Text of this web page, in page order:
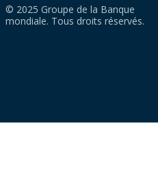
© 2025 Groupe de la Banque
mondiale. Tous droits réservés.